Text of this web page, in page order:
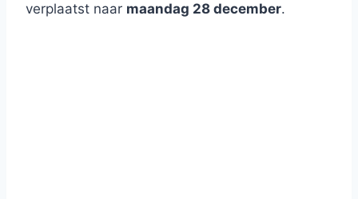
verplaatst naar maandag 28 december.